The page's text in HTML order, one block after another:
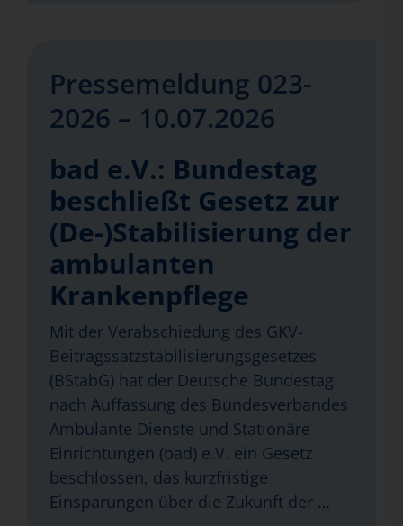
Pressemeldung 023-
2026 – 10.07.2026
bad e.V.: Bundestag
beschließt Gesetz zur
(De-)Stabilisierung der
ambulanten
Krankenpflege
Mit der Verabschiedung des GKV-
Beitragssatzstabilisierungsgesetzes
(BStabG) hat der Deutsche Bundestag
nach Auffassung des Bundesverbandes
Ambulante Dienste und Stationäre
Einrichtungen (bad) e.V. ein Gesetz
beschlossen, das kurzfristige
Einsparungen über die Zukunft der …